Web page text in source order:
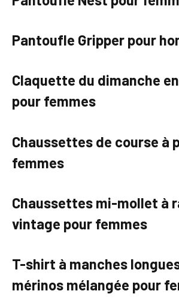
Pantoufle Gripper pour
Claquette du dimanche
pour femmes
Chaussettes de course à
femmes
Chaussettes mi-mollet à
vintage pour femmes
T-shirt à manches
mérinos mélangée pour